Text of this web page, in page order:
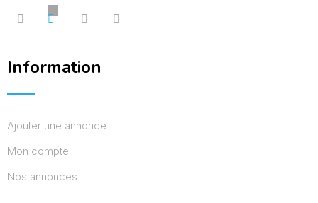
Information
Ajouter une annonce
Mon compte
Nos annonces